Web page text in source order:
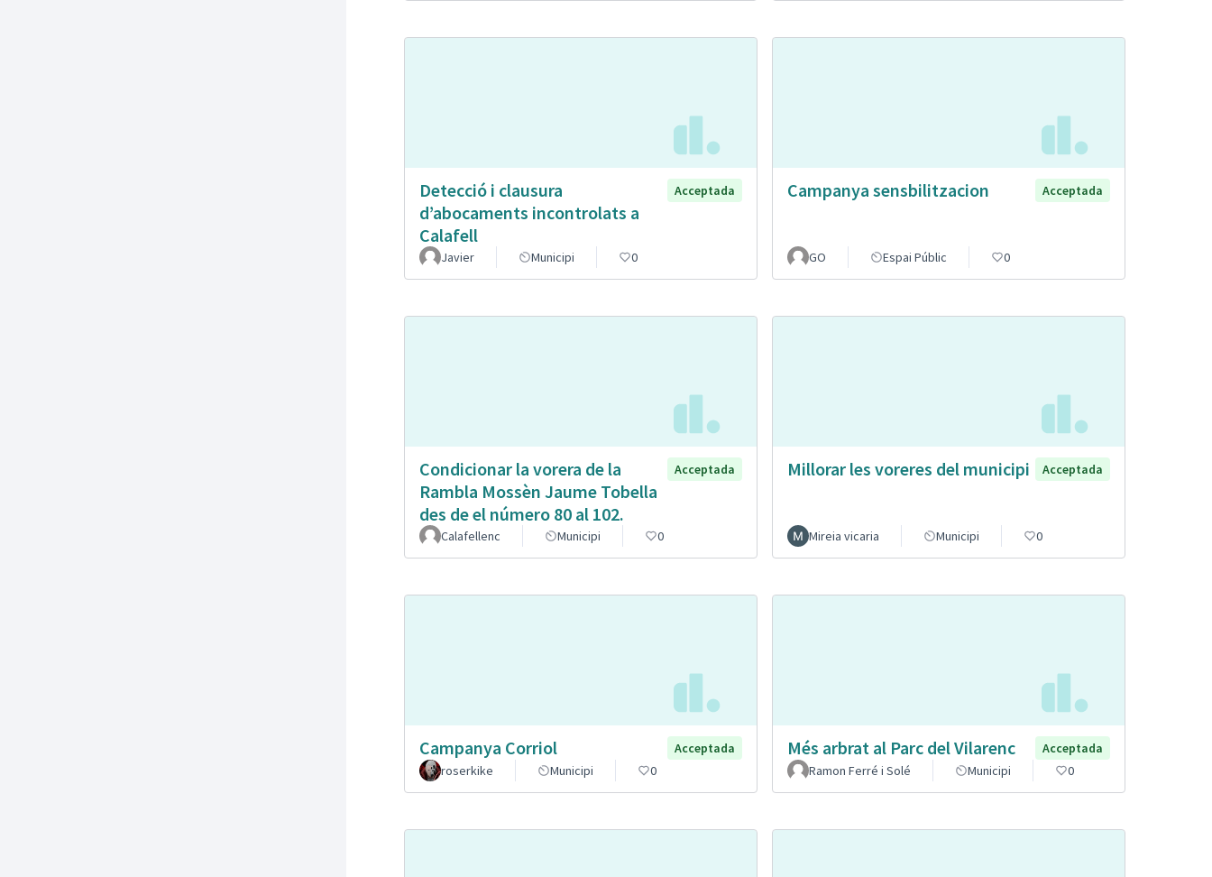
Detecció i clausura
d’abocaments incontrolats a
Calafell
Acceptada
Javier Municipi 0
Campanya sensbilitzacion Acceptada
GO Espai Públic 0
Condicionar la vorera de la
Rambla Mossèn Jaume Tobella
des de el número 80 al 102.
Acceptada
Calafellenc Municipi 0
Millorar les voreres del municipi Acceptada
Mireia vicaria Municipi 0
Campanya Corriol
Acceptada
roserkike
Municipi 0
Més arbrat al Parc del Vilarenc
Acceptada
Ramon Ferré i Solé
Municipi 0